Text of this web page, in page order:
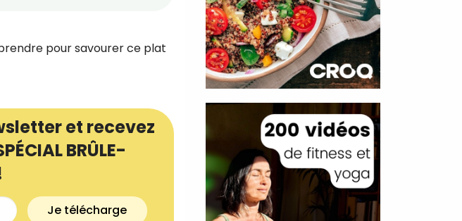
pour savourer ce plat
et recevez
BRÛLE-
Je télécharge